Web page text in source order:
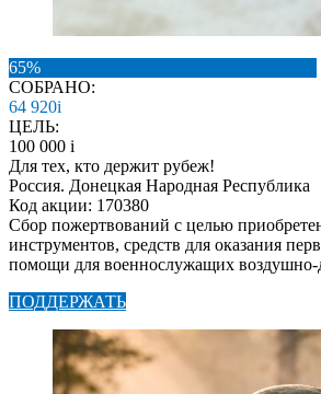
65%
СОБРАНО:
64 920i
ЦЕЛЬ:
100 000 i
Для тех, кто держит рубеж!
Россия. Донецкая Народная Республика
Код акции: 170380
Сбор пожертвований с целью
инструментов, средств для оказания
помощи для военнослужащих воздушно-
ПОДДЕРЖАТЬ